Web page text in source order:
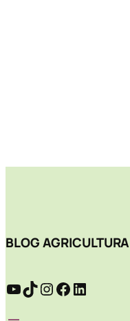
BLOG AGRICULTURA
YouTube
TikTok
Instagram
Facebook
LinkedIn